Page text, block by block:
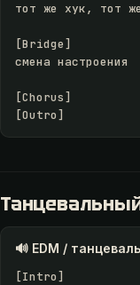
тот же хук, тот
[Bridge]
смена настроения
[Chorus]
[Outro]
🔊 EDM /
[Intro]